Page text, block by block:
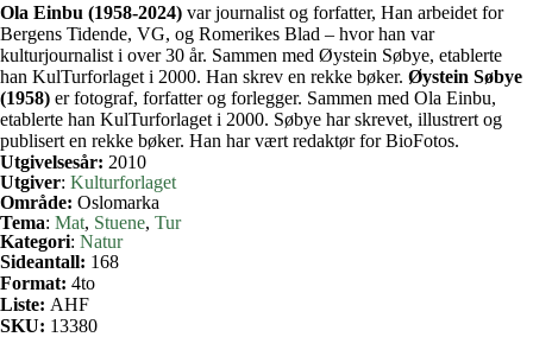
Ola Einbu (1958-2024) var journalist og forfatter, Han arbeidet for
Bergens Tidende, VG, og Romerikes Blad – hvor han var
kulturjournalist i over 30 år. Sammen med Øystein Søbye, etablerte
han KulTurforlaget i 2000. Han skrev en rekke bøker. Øystein Søbye
(1958) er fotograf, forfatter og forlegger. Sammen med Ola Einbu,
etablerte han KulTurforlaget i 2000. Søbye har skrevet, illustrert og
publisert en rekke bøker. Han har vært redaktør for BioFotos.
Utgivelsesår: 2010
Utgiver: Kulturforlaget
Område: Oslomarka
Tema: Mat, Stuene, Tur
Kategori: Natur
Sideantall: 168
Format: 4to
Liste: AHF
SKU: 13380